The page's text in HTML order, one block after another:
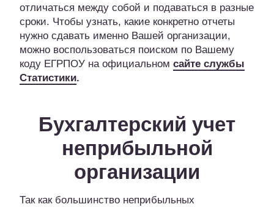
отличаться между собой и подаваться в разные
сроки. Чтобы узнать, какие конкретно отчеты
нужно сдавать именно Вашей организации,
можно воспользоваться поиском по Вашему
коду ЕГРПОУ на официальном сайте службы
Статистики.
Бухгалтерский учет
неприбыльной
организации
Так как большинство неприбыльных